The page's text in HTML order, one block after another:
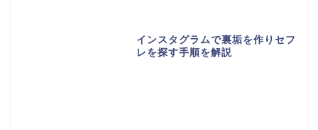
インスタグラムで裏垢を作りセフ
レを探す手順を解説